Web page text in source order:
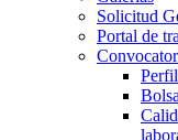
Solicitud
Portal de